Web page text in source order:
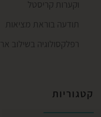
וקערות קריסטל
תודעה בוראת מציאות
רפלקסולוגיה בשילוב
קטגוריות